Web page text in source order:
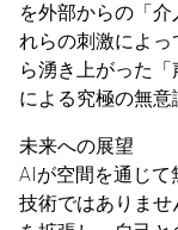
を外部からの「
れらの刺激によ
ら湧き上がった
による究極の無意
未来への展望
AIが空間を通じ
技術ではありま